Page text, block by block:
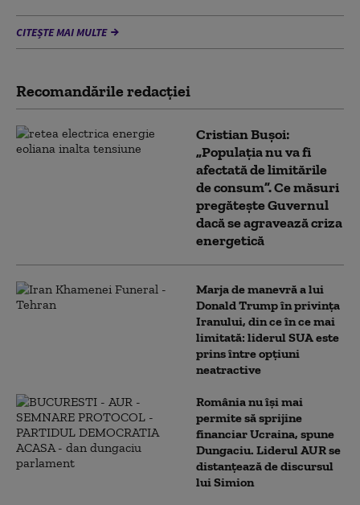
CITEȘTE MAI MULTE
Recomandările redacţiei
Cristian Bușoi:
„Populația nu va fi
afectată de limitările
de consum”. Ce măsuri
pregătește Guvernul
dacă se agravează criza
energetică
Marja de manevră a lui
Donald Trump în privința
Iranului, din ce în ce mai
limitată: liderul SUA este
prins între opțiuni
neatractive
România nu își mai
permite să sprijine
financiar Ucraina, spune
Dungaciu. Liderul AUR se
distanțează de discursul
lui Simion